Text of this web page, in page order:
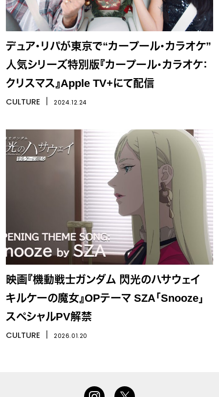
デュア・リパが東京で“カープール・カラオケ”
人気シリーズ特別版『カープール・カラオケ：
クリスマス』Apple TV+にて配信
CULTURE 2024.12.24
映画『機動戦士ガンダム 閃光のハサウェイ
キルケーの魔女』OPテーマ SZA「Snooze」
スペシャルPV解禁
CULTURE 2026.01.20